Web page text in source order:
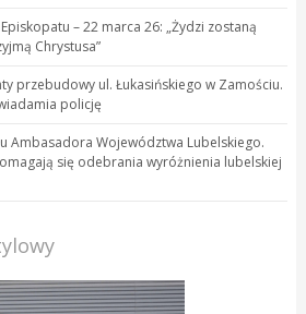
– 22 marca 26: „Żydzi zostaną
Chrystusa”
przebudowy ul. Łukasińskiego w Zamościu.
policję
Ambasadora Województwa Lubelskiego.
się odebrania wyróżnienia lubelskiej